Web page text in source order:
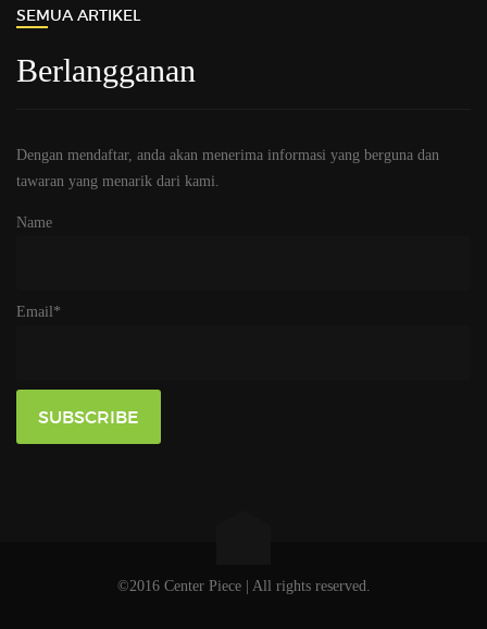
SEMUA ARTIKEL
Berlangganan
Dengan mendaftar, anda akan menerima informasi yang berguna dan
tawaran yang menarik dari kami.
Name
Email*
©2016 Center Piece | All rights reserved.